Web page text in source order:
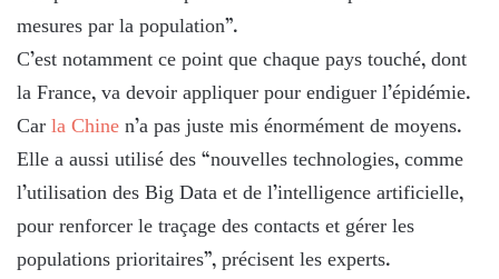
mesures par la population”.
C’est notamment ce point que chaque pays touché, dont
la France, va devoir appliquer pour endiguer l’épidémie.
Carla Chinen’a pas juste mis énormément de moyens.
Elle a aussi utilisé des “nouvelles technologies, comme
l’utilisation des Big Data et de l’intelligence artificielle,
pour renforcer le traçage des contacts et gérer les
populations prioritaires”, précisent les experts.